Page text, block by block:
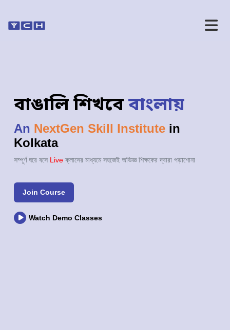
বাঙালি শিখবেবাংলায়
An NextGen Skill Institute in
Kolkata
সম্পূর্ণ ঘরে বসে Liveক্লাসের মাধ্যমে সহজেই অভিজ্ঞ শিক্ষকের দ্বারা পড়াশোনা
Join Course
Watch Demo Classes